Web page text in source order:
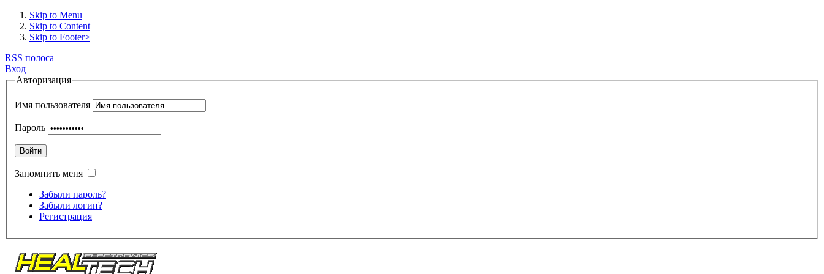
Skip to Menu
Skip to Content
Skip to Footer>
RSS полоса
Вход
Авторизация
Имя пользователя
Пароль
Войти
Запомнить меня
Забыли пароль?
Забыли логин?
Регистрация